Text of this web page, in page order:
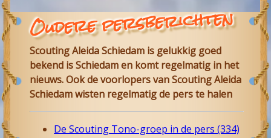
Oudere persberichten
Scouting Aleida Schiedam is gelukkig goed
bekend is Schiedam en komt regelmatig in het
nieuws. Ook de voorlopers van Scouting Aleida
Schiedam wisten regelmatig de pers te halen
De Scouting Tono-groep in de pers (334)